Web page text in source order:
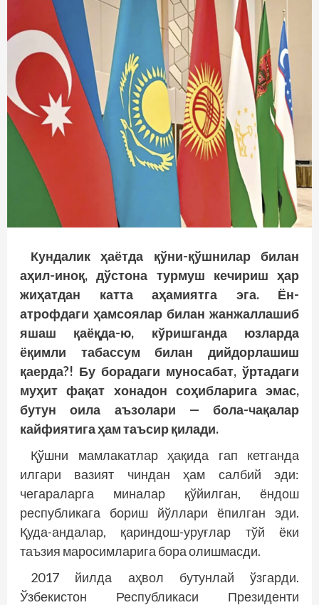
Кундалик ҳаётда қўни-қўшнилар билан
аҳил-иноқ, дўстона турмуш кечириш ҳар
жиҳатдан катта аҳамиятга эга. Ён-
атрофдаги ҳамсоялар билан жанжаллашиб
яшаш қаёқда-ю, кўришганда юзларда
ёқимли табассум билан дийдорлашиш
қаерда?! Бу борадаги муносабат, ўртадаги
муҳит фақат хонадон соҳибларига эмас,
бутун оила аъзолари — бола-чақалар
кайфиятига ҳам таъсир қилади.
Қўшни мамлакатлар ҳақида гап кетганда
илгари вазият чиндан ҳам салбий эди:
чегараларга миналар қўйилган, ёндош
республикага бориш йўллари ёпилган эди.
Қуда-андалар, қариндош-уруғлар тўй ёки
таъзия маросимларига бора олишмасди.
2017 йилда аҳвол бутунлай ўзгарди.
Ўзбекистон Республикаси Президенти